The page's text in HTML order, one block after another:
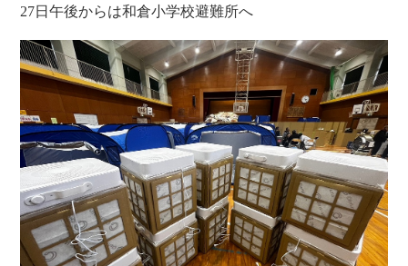
27日午後からは和倉小学校避難所へ